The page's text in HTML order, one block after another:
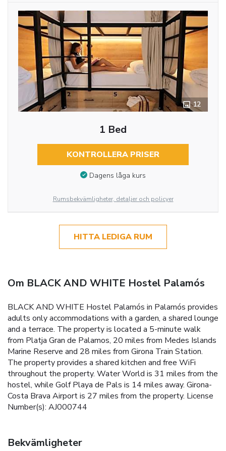
12
1 Bed
KONTROLLERA PRISER
Dagens låga kurs
Rumsbekvämligheter, detaljer och policyer
HITTA LEDIGA RUM
Om BLACK AND WHITE Hostel Palamós
BLACK AND WHITE Hostel Palamós in Palamós provides
adults only accommodations with a garden, a shared lounge
and a terrace. The property is located a 5-minute walk
from Platja Gran de Palamos, 20 miles from Medes Islands
Marine Reserve and 28 miles from Girona Train Station.
The property provides a shared kitchen and free WiFi
throughout the property. Water World is 31 miles from the
hostel, while Golf Playa de Pals is 14 miles away. Girona-
Costa Brava Airport is 27 miles from the property. License
Number(s): AJ000744
Bekvämligheter